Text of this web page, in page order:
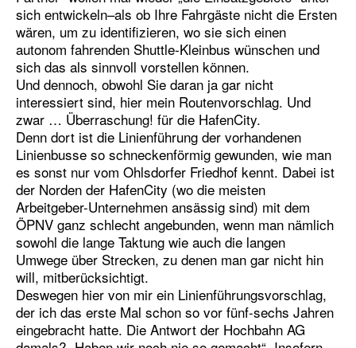
sich entwickeln–als ob Ihre Fahrgäste nicht die Ersten
wären, um zu identifizieren, wo sie sich einen
autonom fahrenden Shuttle-Kleinbus wünschen und
sich das als sinnvoll vorstellen können.
Und dennoch, obwohl Sie daran ja gar nicht
interessiert sind, hier mein Routenvorschlag. Und
zwar … Überraschung! für die HafenCity.
Denn dort ist die Linienführung der vorhandenen
Linienbusse so schneckenförmig gewunden, wie man
es sonst nur vom Ohlsdorfer Friedhof kennt. Dabei ist
der Norden der HafenCity (wo die meisten
Arbeitgeber-Unternehmen ansässig sind) mit dem
ÖPNV ganz schlecht angebunden, wenn man nämlich
sowohl die lange Taktung wie auch die langen
Umwege über Strecken, zu denen man gar nicht hin
will, mitberücksichtigt.
Deswegen hier von mir ein Linienführungsvorschlag,
der ich das erste Mal schon so vor fünf-sechs Jahren
eingebracht hatte. Die Antwort der Hochbahn AG